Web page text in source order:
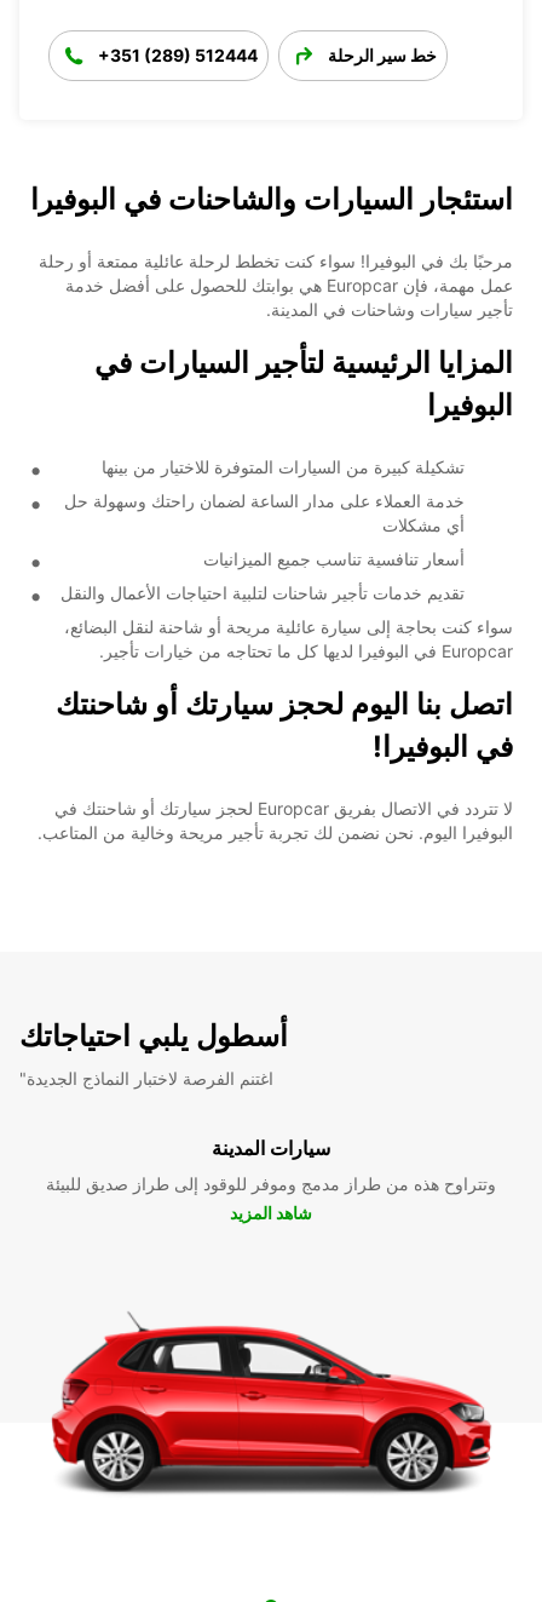
+351 (289) 512444 خط سير الرحلة
استئجار السيارات والشاحنات في البوفيرا
مرحبًا بك في البوفيرا! سواء كنت تخطط لرحلة عائلية ممتعة أو رحلة
عمل مهمة، فإن Europcar هي بوابتك للحصول على أفضل خدمة
تأجير سيارات وشاحنات في المدينة.
المزايا الرئيسية لتأجير السيارات في
البوفيرا
تشكيلة كبيرة من السيارات المتوفرة للاختيار من بينها
خدمة العملاء على مدار الساعة لضمان راحتك وسهولة حل
أي مشكلات
أسعار تنافسية تناسب جميع الميزانيات
تقديم خدمات تأجير شاحنات لتلبية احتياجات الأعمال والنقل
سواء كنت بحاجة إلى سيارة عائلية مريحة أو شاحنة لنقل البضائع،
Europcar في البوفيرا لديها كل ما تحتاجه من خيارات تأجير.
اتصل بنا اليوم لحجز سيارتك أو شاحنتك
في البوفيرا!
لا تتردد في الاتصال بفريق Europcar لحجز سيارتك أو شاحنتك في
البوفيرا اليوم. نحن نضمن لك تجربة تأجير مريحة وخالية من المتاعب.
أسطول يلبي احتياجاتك
"اغتنم الفرصة لاختبار النماذج الجديدة
سيارات المدينة
وتتراوح هذه من طراز مدمج وموفر للوقود إلى طراز صديق للبيئة
شاهد المزيد